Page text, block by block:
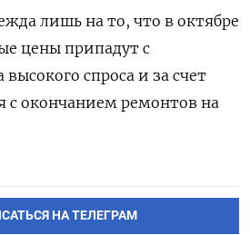
лишь на то, что в октябре
цены припадут с
спроса и за счет
с окончанием ремонтов на
НА ТЕЛЕГРАМ